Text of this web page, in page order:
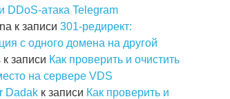
DDoS-атака Telegram
к записи 301-редирект:
с одного домена на другой
к записи Как проверить и очистить
на сервере VDS
Dadak к записи Как проверить и